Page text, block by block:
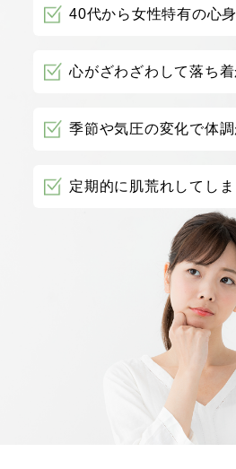
40代から女性特有の心
心がざわざわして落ち
季節や気圧の変化で体
定期的に肌荒れしてしま